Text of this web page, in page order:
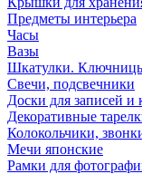
Предметы интерьера
Часы
Вазы
Шкатулки.
Свечи, подсвечники
Доски для записей и
Декоративные
Колокольчики,
Мечи японские
Рамки для